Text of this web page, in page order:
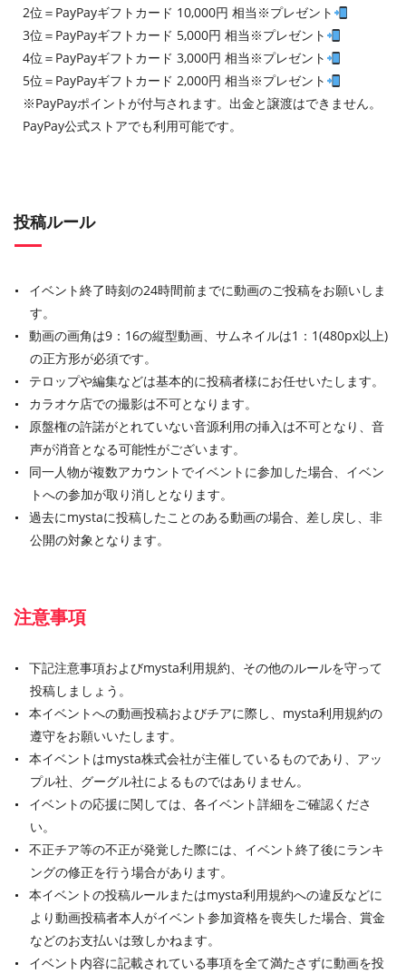
2位＝PayPayギフトカード 10,000円 相当※プレゼント
3位＝PayPayギフトカード 5,000円 相当※プレゼント
4位＝PayPayギフトカード 3,000円 相当※プレゼント
5位＝PayPayギフトカード 2,000円 相当※プレゼント
※PayPayポイントが付与されます。出金と譲渡はできません。
PayPay公式ストアでも利用可能です。
投稿ルール
イベント終了時刻の24時間前までに動画のご投稿をお願いしま
す。
動画の画角は9：16の縦型動画、サムネイルは1：1(480px以上)
の正方形が必須です。
テロップや編集などは基本的に投稿者様にお任せいたします。
カラオケ店での撮影は不可となります。
原盤権の許諾がとれていない音源利用の挿入は不可となり、音
声が消音となる可能性がございます。
同一人物が複数アカウントでイベントに参加した場合、イベン
トへの参加が取り消しとなります。
過去にmystaに投稿したことのある動画の場合、差し戻し、非
公開の対象となります。
注意事項
下記注意事項およびmysta利用規約、その他のルールを守って
投稿しましょう。
本イベントへの動画投稿およびチアに際し、mysta利用規約の
遵守をお願いいたします。
本イベントはmysta株式会社が主催しているものであり、アッ
プル社、グーグル社によるものではありません。
イベントの応援に関しては、各イベント詳細をご確認くださ
い。
不正チア等の不正が発覚した際には、イベント終了後にランキ
ングの修正を行う場合があります。
本イベントの投稿ルールまたはmysta利用規約への違反などに
より動画投稿者本人がイベント参加資格を喪失した場合、賞金
などのお支払いは致しかねます。
イベント内容に記載されている事項を全て満たさずに動画を投